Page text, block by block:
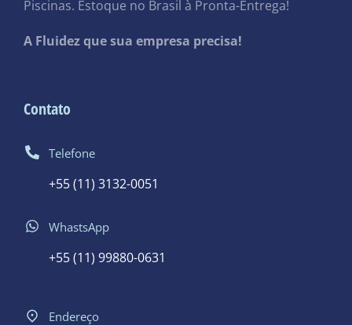
Piscinas. Estoque no Brasil à Pronta-Entrega!
A Fluidez que sua empresa precisa!
Contato
Telefone
+55 (11) 3132-0051
WhastsApp
+55 (11) 99880-0631
Endereço